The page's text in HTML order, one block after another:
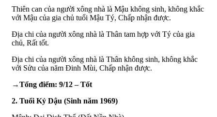
Thiên can của người xông nhà là Mậu không sinh, không khắc
với Mậu của gia chủ tuổi Mậu Tý, Chấp nhận được.
Địa chi của người xông nhà là Thân tam hợp với Tý của gia
chủ, Rất tốt.
Địa chi của người xông nhà là Thân không sinh, không khắc
với Sửu của năm Đinh Mùi, Chấp nhận được.
→Tổng điểm: 9/12 – Tốt
2. Tuổi Kỷ Dậu (Sinh năm 1969)